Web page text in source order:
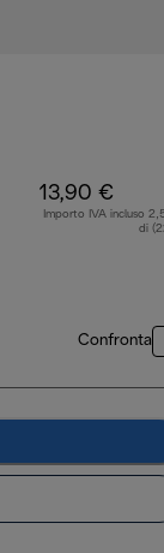
13,90 €
Importo IVA incluso
di
Confronta